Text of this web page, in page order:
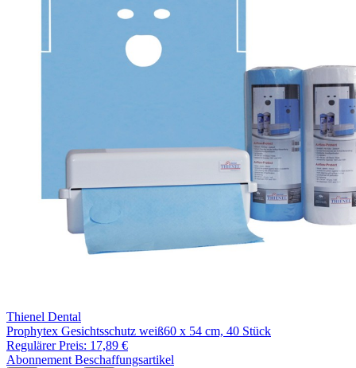
Thienel Dental
Prophytex Gesichtsschutz weiß60 x 54 cm, 40 Stück
Regulärer Preis: 17,89 €
Abonnement Beschaffungsartikel